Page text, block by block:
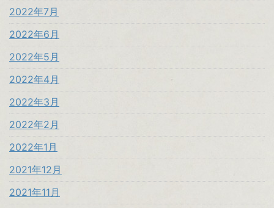
2022年7月
2022年6月
2022年5月
2022年4月
2022年3月
2022年2月
2022年1月
2021年12月
2021年11月